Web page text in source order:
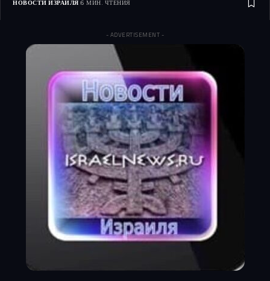
НОВОСТИ ИЗРАИЛЯ 6 МИН. ЧТЕНИЯ
- ADVERTISEMENT -